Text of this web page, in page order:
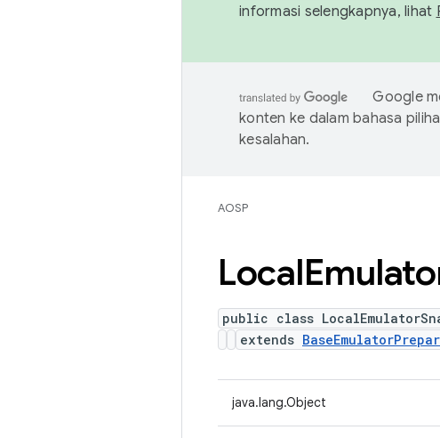
informasi selengkapnya, lihat
Google
konten ke dalam bahasa
kesalahan.
AOSP
Local
public class
extends
java.lang.Object